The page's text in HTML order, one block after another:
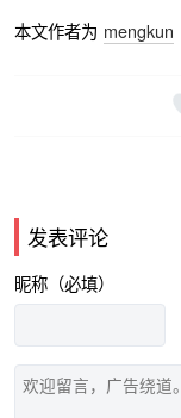
本文作者为 mengkun
发表评论
昵称（必填）